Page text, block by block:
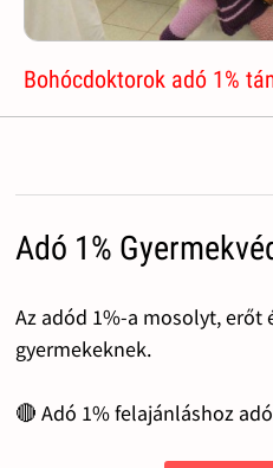
Bohócdoktorok adó 1%
Adó 1%
Az adód 1%-a mosolyt, erőt
gyermekeknek.
🔴 Adó 1% felajánláshoz